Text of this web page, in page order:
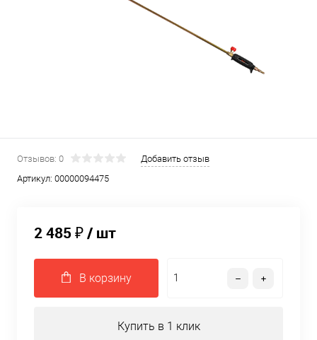
Отзывов: 0
Добавить отзыв
Артикул: 00000094475
2 485 ₽/ шт
В корзину
Купить в 1 клик